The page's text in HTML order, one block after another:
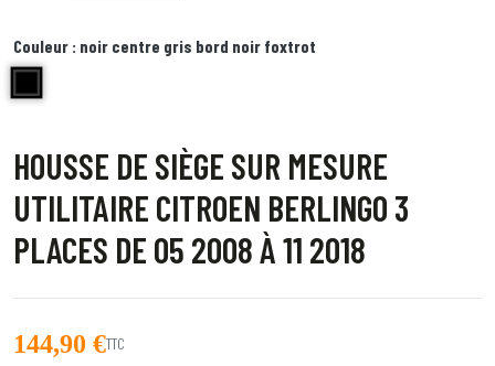
Couleur : noir centre gris bord noir foxtrot
noir centre gris bord noir foxtrot
HOUSSE DE SIÈGE SUR MESURE
UTILITAIRE CITROEN BERLINGO 3
PLACES DE 05 2008 À 11 2018
144,90 €TTC